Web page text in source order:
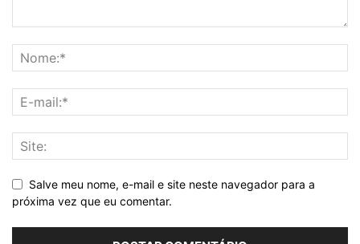
Salve meu nome, e-mail e site neste navegador para a
próxima vez que eu comentar.